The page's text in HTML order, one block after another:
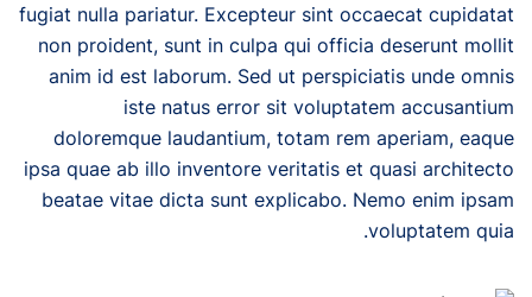
fugiat nulla pariatur. Excepteur sint occaecat cupidatat
non proident, sunt in culpa qui officia deserunt mollit
anim id est laborum. Sed ut perspiciatis unde omnis
iste natus error sit voluptatem accusantium
doloremque laudantium, totam rem aperiam, eaque
ipsa quae ab illo inventore veritatis et quasi architecto
beatae vitae dicta sunt explicabo. Nemo enim ipsam
voluptatem quia.